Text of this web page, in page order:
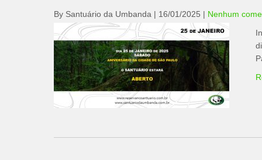
By Santuário da Umbanda | 16/01/2025 | Nenhum